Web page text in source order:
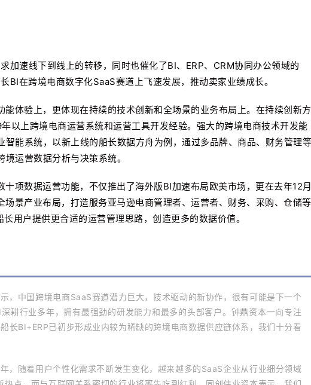
加速线下到线上的转移，同时也催化了BI、ERP、CRM协同办公领域的
BI在跨境电商数字化SaaS赛道上飞速发展，推动卖家业绩成长。
体验上，更体现在持续的技术创新和全场景的业务布局上。在持续创新方
以上跨境电商运营系统和运营工具开发经验。强大的跨境电商技术开发能
智能系统，以新上线的船长数据方舟为例，通过多品牌、商品、财务管理等
运营数据分析与决策系统。
项数据运营功能，不仅推出了海外版BI加速布局欧美市场，更在去年12
场景产业布局，打造服务亚马逊电商管理者、运营者、财务、采购、仓储等
用户提供更合适的运营管理思路，创造更多的数据价值。
，中国跨境电商SaaS赛道潜力巨大，技术驱动的新协作，很有可能是下一个
耕行业多年，拥有最强劲的研发能力和最多的头部客户。钟鼎资本一向专注
长BI+ERP已初步形成业内较为稀缺的跨境电商数据供应链体系，我们十分看
，随着用户个性化需求不断发生变化，越来越多的SaaS企业从行业细分领域